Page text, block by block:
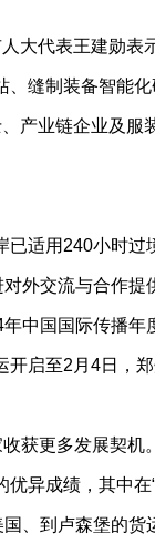
代表王建勋表
缝制装备智能
产业链企业及
用240小时过
外交流与合作提
国国际传播
启至2月4日，
获更多发展契机。
成绩，其中在
、到卢森堡的